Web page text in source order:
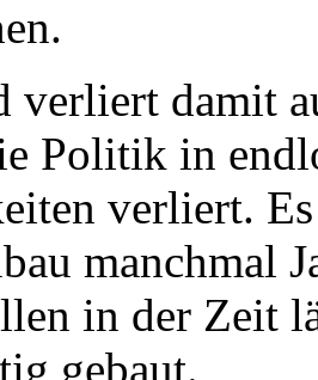
verliert damit
Politik in
verliert.
manchmal
in der Zeit
gebaut.